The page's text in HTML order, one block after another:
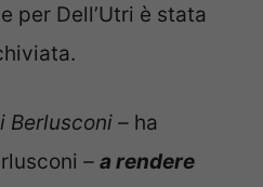
per Dell’Utri è stata
Berlusconi – ha
– a rendere